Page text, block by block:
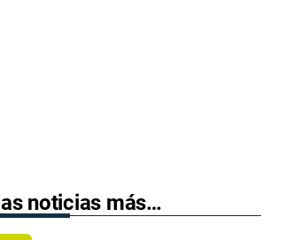
las noticias más…